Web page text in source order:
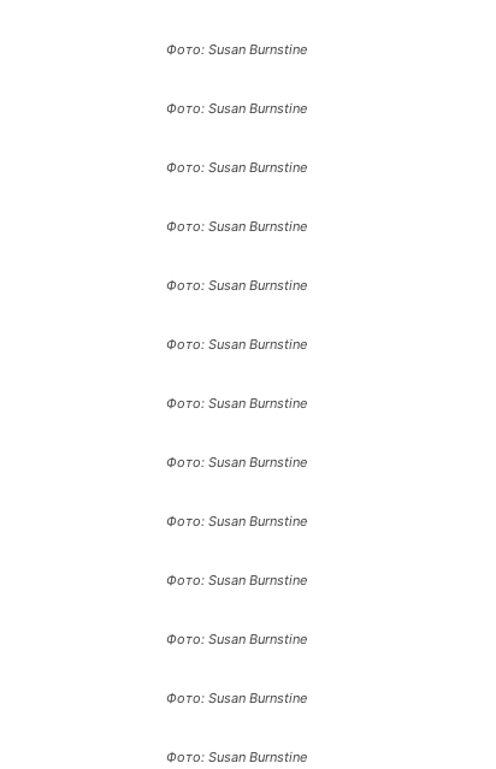
Фото: Susan Burnstine
Фото: Susan Burnstine
Фото: Susan Burnstine
Фото: Susan Burnstine
Фото: Susan Burnstine
Фото: Susan Burnstine
Фото: Susan Burnstine
Фото: Susan Burnstine
Фото: Susan Burnstine
Фото: Susan Burnstine
Фото: Susan Burnstine
Фото: Susan Burnstine
Фото: Susan Burnstine